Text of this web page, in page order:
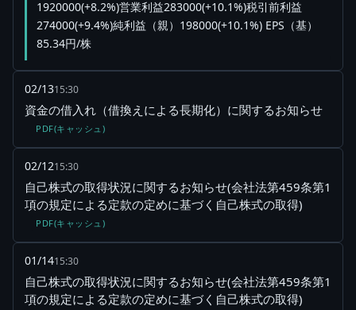
1920000(+8.2%)営業利益283000(+10.1%)税引前利益
274000(+9.4%)純利益（親）198000(+10.1%) EPS（基）
85.34円/株
02/1315:30
資金の借入れ（借換えによる長期化）に関するお知らせ
PDF(キャッシュ)
02/1215:30
自己株式の取得状況に関するお知らせ(会社法第459条第1
項の規定による定款の定めに基づく自己株式の取得)
PDF(キャッシュ)
01/1415:30
自己株式の取得状況に関するお知らせ(会社法第459条第1
項の規定による定款の定めに基づく自己株式の取得)